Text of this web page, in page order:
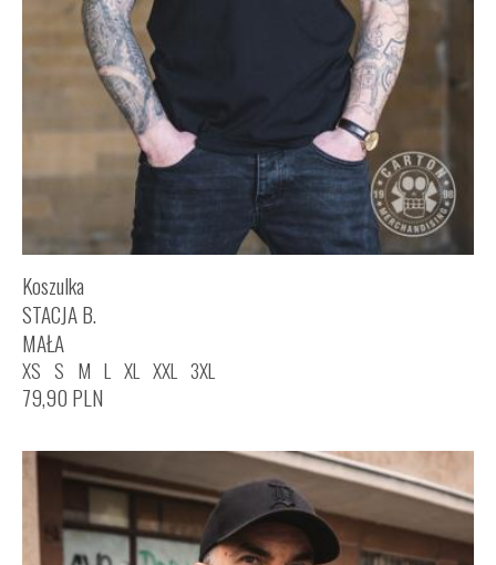
Koszulka
STACJA B.
MAŁA
XS S M L XL XXL 3XL
79,90 PLN